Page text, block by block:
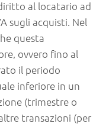
al locatario ad
sugli acquisti. Nel
questa
ovvero fino al
il periodo
inferiore in un
(trimestre o
transazioni (per